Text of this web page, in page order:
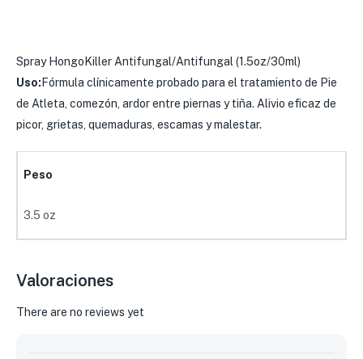
Spray HongoKiller Antifungal/Antifungal (1.5oz/30ml)
Uso: Fórmula clínicamente probado para el tratamiento de Pie
de Atleta, comezón, ardor entre piernas y tiña. Alivio eficaz de
picor, grietas, quemaduras, escamas y malestar.
Peso
3.5 oz
Valoraciones
There are no reviews yet